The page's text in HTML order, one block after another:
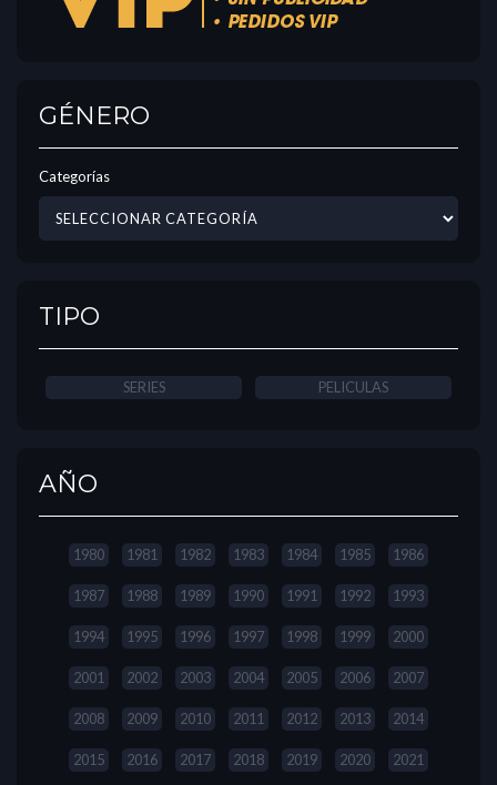
GÉNERO
Categorías
TIPO
SERIES PELICULAS
AÑO
1980 1981 1982 1983 1984 1985 1986
1987 1988 1989 1990 1991 1992 1993
1994 1995 1996 1997 1998 1999 2000
2001 2002 2003 2004 2005 2006 2007
2008 2009 2010 2011 2012 2013 2014
2015 2016 2017 2018 2019 2020 2021